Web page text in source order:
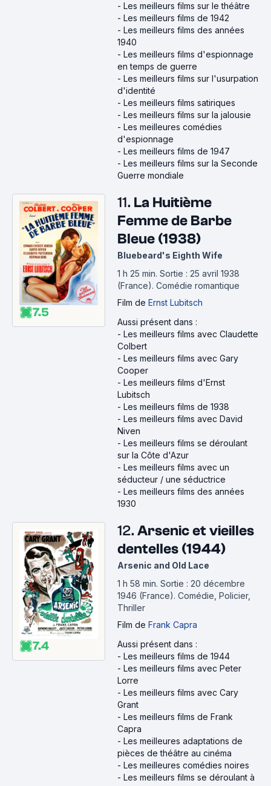
- Les meilleurs films sur le théâtre
- Les meilleurs films de 1942
- Les meilleurs films des années
1940
- Les meilleurs films d'espionnage
en temps de guerre
- Les meilleurs films sur l'usurpation
d'identité
- Les meilleurs films satiriques
- Les meilleurs films sur la jalousie
- Les meilleures comédies
d'espionnage
- Les meilleurs films de 1947
- Les meilleurs films sur la Seconde
Guerre mondiale
7.5
11. La Huitième
Femme de Barbe
Bleue (1938)
Bluebeard's Eighth Wife
1 h 25 min. Sortie : 25 avril 1938
(France). Comédie romantique
Film de Ernst Lubitsch
Aussi présent dans :
- Les meilleurs films avec Claudette
Colbert
- Les meilleurs films avec Gary
Cooper
- Les meilleurs films d'Ernst
Lubitsch
- Les meilleurs films de 1938
- Les meilleurs films avec David
Niven
- Les meilleurs films se déroulant
sur la Côte d'Azur
- Les meilleurs films avec un
séducteur / une séductrice
- Les meilleurs films des années
1930
7.4
12. Arsenic et vieilles
dentelles (1944)
Arsenic and Old Lace
1 h 58 min. Sortie : 20 décembre
1946 (France). Comédie, Policier,
Thriller
Film de Frank Capra
Aussi présent dans :
- Les meilleurs films de 1944
- Les meilleurs films avec Peter
Lorre
- Les meilleurs films avec Cary
Grant
- Les meilleurs films de Frank
Capra
- Les meilleures adaptations de
pièces de théâtre au cinéma
- Les meilleures comédies noires
- Les meilleurs films se déroulant à